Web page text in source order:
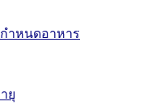
ำหนดอาหาร
ยุ